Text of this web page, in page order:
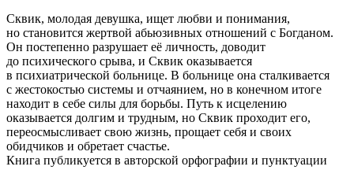
Сквик, молодая девушка, ищет любви и понимания,
но становится жертвой абьюзивных отношений с Богданом.
Он постепенно разрушает её личность, доводит
до психического срыва, и Сквик оказывается
в психиатрической больнице. В больнице она сталкивается
с жестокостью системы и отчаянием, но в конечном итоге
находит в себе силы для борьбы. Путь к исцелению
оказывается долгим и трудным, но Сквик проходит его,
переосмысливает свою жизнь, прощает себя и своих
обидчиков и обретает счастье.
Книга публикуется в авторской орфографии и пунктуации